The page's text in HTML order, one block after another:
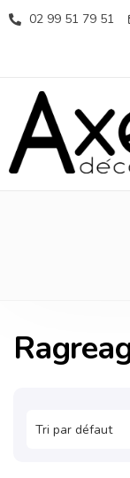
02 99 51 79 51